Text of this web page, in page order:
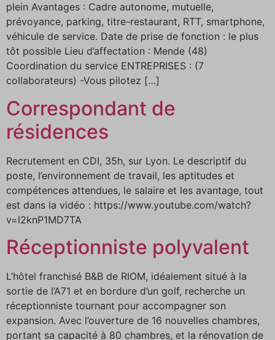
plein Avantages : Cadre autonome, mutuelle,
prévoyance, parking, titre-restaurant, RTT, smartphone,
véhicule de service. Date de prise de fonction : le plus
tôt possible Lieu d’affectation : Mende (48)
Coordination du service ENTREPRISES : (7
collaborateurs) -Vous pilotez […]
Correspondant de
résidences
Recrutement en CDI, 35h, sur Lyon. Le descriptif du
poste, l’environnement de travail, les aptitudes et
compétences attendues, le salaire et les avantage, tout
est dans la vidéo : https://www.youtube.com/watch?
v=l2knP1MD7TA
Réceptionniste polyvalent
L’hôtel franchisé B&B de RIOM, idéalement situé à la
sortie de l’A71 et en bordure d’un golf, recherche un
réceptionniste tournant pour accompagner son
expansion. Avec l’ouverture de 16 nouvelles chambres,
portant sa capacité à 80 chambres, et la rénovation de